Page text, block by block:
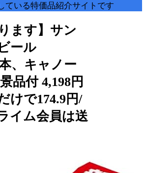
ている特価品紹介サイトです
ます】サン
ール
、キャノー
品付 4,198円
けで174.9円/
イム会員は送